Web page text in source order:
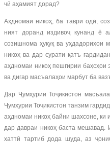
чӣ аҳамият дорад?
Аҳдномаи никоҳ, ба таври одӣ,
ният доранд издивоҷ кунанд ё
созишнома ҳуқуқ ва уҳдадориҳои
никоҳ ва дар сурати қатъ
аҳдномаи никоҳ пешгирии баҳсҳои
ва дигар масъалаҳои марбут ба
Дар Ҷумҳурии Тоҷикистон
Ҷумҳурии Тоҷикистон танзим
аҳдномаи никоҳ байни шахсоне, ки
дар давраи никоҳ баста
хаттӣ тартиб дода шуда, аз